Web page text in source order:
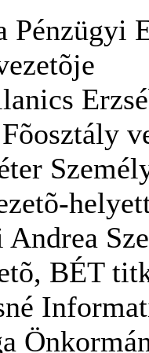
Pénzügyi
Andrea
BÉT